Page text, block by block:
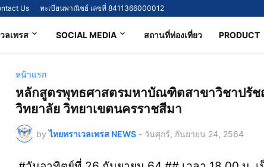
Us ทะเบียนพาณิชย์ เลขที่ 8411366000012
ลเพรส SOCIAL MEDIA สถานที่ท่องเที่ยว PRODUCT
หน้าแรก
หลักสูตรพุทธศาสตรมหาบัณฑิตสาขาวิชาปรั
วิทยาลัย วิทยาเขตนครราชสีมา
by ไทยทราเวลเพรส NEWS - วันศุกร์, กันยายน 24, 2564